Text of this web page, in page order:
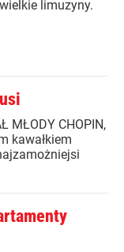
limuzyny.
MŁODY CHOPIN,
kawałkiem